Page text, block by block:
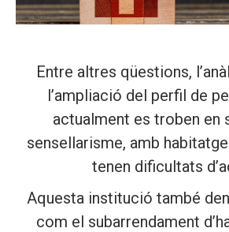
Entre altres qüestions,
l’ampliació del perfil de
actualment es troben en
sensellarisme, amb
tenen dificultats
Aquesta institució també
com el subarrendament